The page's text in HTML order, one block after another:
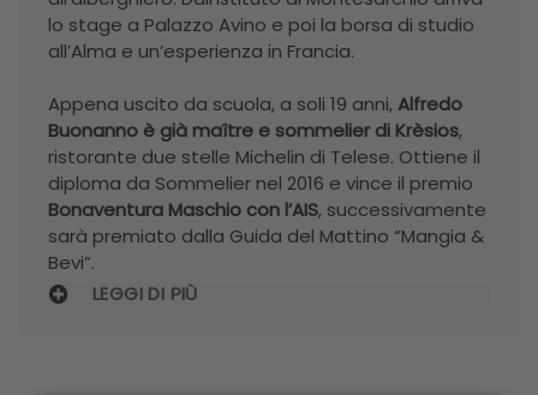
lo stage a Palazzo Avino e poi la borsa di studio
all’Alma e un’esperienza in Francia.
Appena uscito da scuola, a soli 19 anni,Alfredo
Buonanno è già maître e sommelier di Krèsios,
ristorante due stelle Michelin di Telese. Ottiene il
diploma da Sommelier nel 2016 e vince il premio
Bonaventura Maschio con l’AIS, successivamente
sarà premiato dalla Guida del Mattino “Mangia &
Bevi”.
LEGGI DI PIÙ